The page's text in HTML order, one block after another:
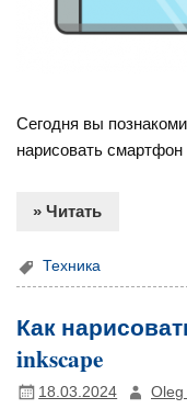
Сегодня вы
нарисовать
» Читать
Техника
Как
inkscape
18.03.2024 Oleg